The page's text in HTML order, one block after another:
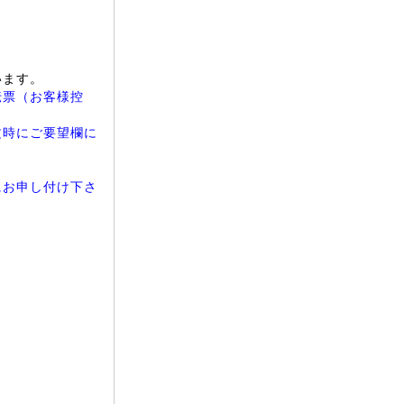
す。
（お客様控
にご要望欄に
申し付け下さ